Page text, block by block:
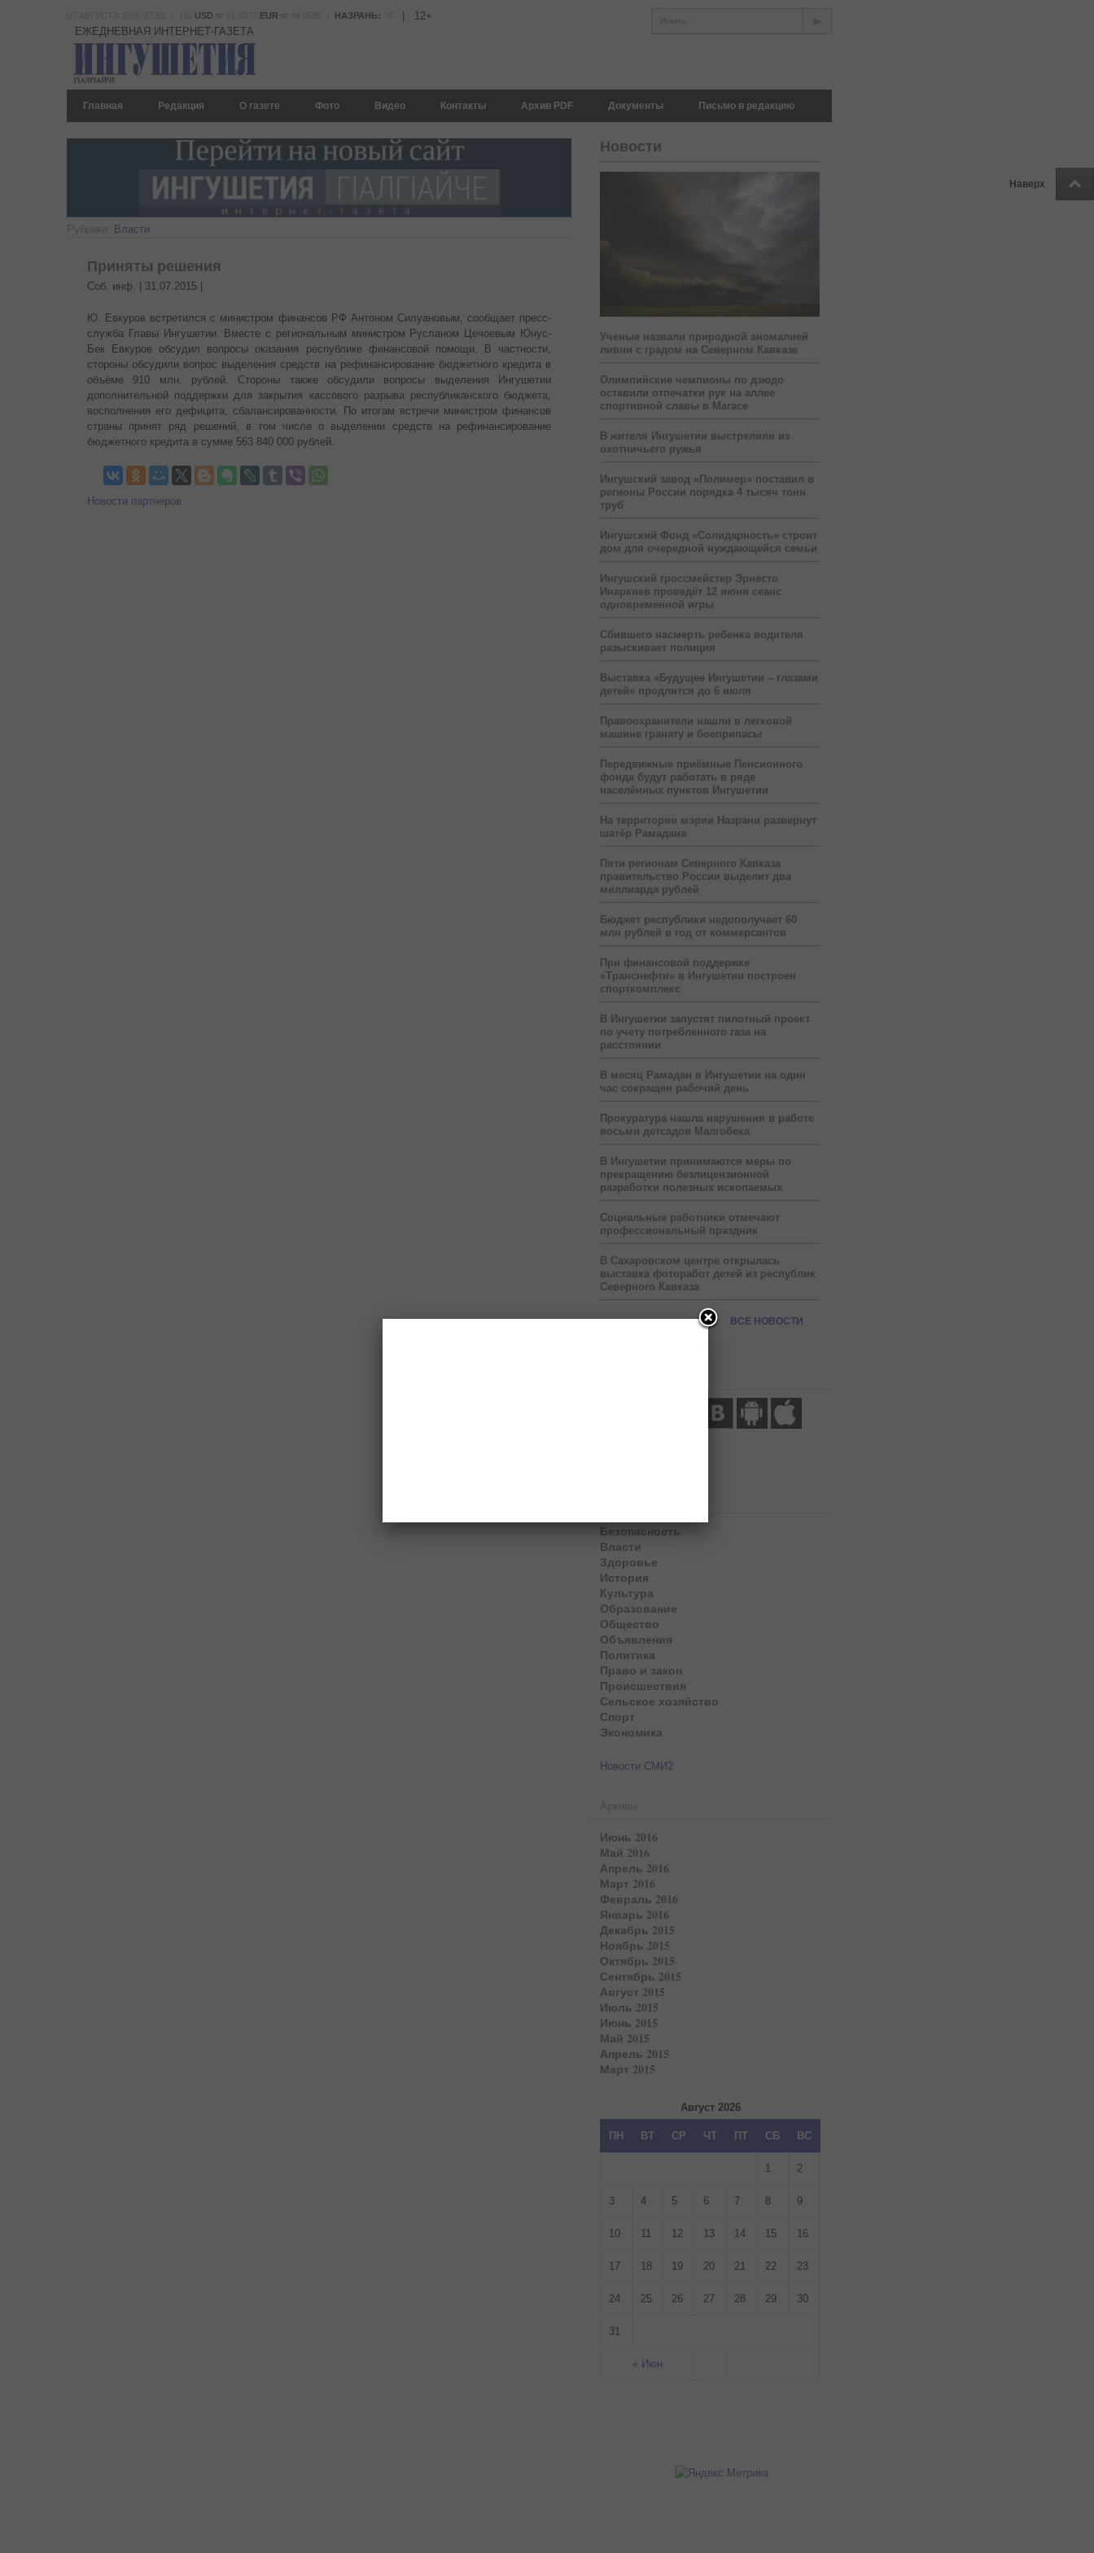
Наверх
USD EUR НАЗРАНЬ: 12+ Искать
ЕЖЕДНЕВНАЯ ИНТЕРНЕТ-ГАЗЕТА
Главная Редакция О газете Фото Видео Контакты Архив PDF Документы Письмо в редакцию
Рубрики: Власти
Приняты решения
Соб. инф. | 31.07.2015
Ю. Евкуров встретился с министром финансов РФ Антоном Силуановым, сообщает пресс-
служба Главы Ингушетии. Вместе с региональным министром Русланом Цечоевым Юнус-
Бек Евкуров обсудил вопросы оказания республике финансовой помощи. В частности,
стороны обсудили вопрос выделения средств на рефинансирование бюджетного кредита в
объёме 910 млн. рублей. Стороны также обсудили вопросы выделения Ингушетии
дополнительной поддержки для закрытия кассового разрыва республиканского бюджета,
восполнения его дефицита, сбалансированности. По итогам встречи министром финансов
страны принят ряд решений, в том числе о выделении средств на рефинансирование
бюджетного кредита в сумме 563 840 000 рублей.
Новости партнеров
Новости
Ученые назвали природной аномалией
ливни с градом на Северном Кавказе
Олимпийские чемпионы по дзюдо
оставили отпечатки рук на аллее
спортивной славы в Магасе
В жителя Ингушетии выстрелили из
охотничьего ружья
Ингушский завод «Полимер» поставил в
регионы России порядка 4 тысяч тонн
труб
Ингушский Фонд «Солидарность» строит
дом для очередной нуждающейся семьи
Ингушский гроссмейстер Эрнесто
Инаркиев проведёт 12 июня сеанс
одновременной игры
Сбившего насмерть ребенка водителя
разыскивает полиция
Выставка «Будущее Ингушетии – глазами
детей» продлится до 6 июля
Правоохранители нашли в легковой
машине гранату и боеприпасы
Передвижные приёмные Пенсионного
фонда будут работать в ряде
населённых пунктов Ингушетии
На территории мэрии Назрани развернут
шатёр Рамадана
Пяти регионам Северного Кавказа
правительство России выделит два
миллиарда рублей
Бюджет республики недополучает 60
млн рублей в год от коммерсантов
При финансовой поддержке
«Транснефти» в Ингушетии построен
спорткомплекс
В Ингушетии запустят пилотный проект
по учету потребленного газа на
расстоянии
В месяц Рамадан в Ингушетии на один
час сокращен рабочий день
Прокуратура нашла нарушения в работе
восьми детсадов Малгобека
В Ингушетии принимаются меры по
прекращению безлицензионной
разработки полезных ископаемых
Социальные работники отмечают
профессиональный праздник
В Сахаровском центре открылась
выставка фоторабот детей из республик
Северного Кавказа
ВСЕ НОВОСТИ
Безопасность
Власти
Здоровье
История
Культура
Образование
Общество
Объявления
Политика
Право и закон
Происшествия
Сельское хозяйство
Спорт
Экономика
Новости СМИ2
Архивы
Июнь 2016
Май 2016
Апрель 2016
Март 2016
Февраль 2016
Январь 2016
Декабрь 2015
Ноябрь 2015
Октябрь 2015
Сентябрь 2015
Август 2015
Июль 2015
Июнь 2015
Май 2015
Апрель 2015
Март 2015
Август 2026
ПН ВТ СР ЧТ ПТ СБ ВС
« Июн
1 2
3 4 5 6 7 8 9
10 11 12 13 14 15 16
17 18 19 20 21 22 23
24 25 26 27 28 29 30
31